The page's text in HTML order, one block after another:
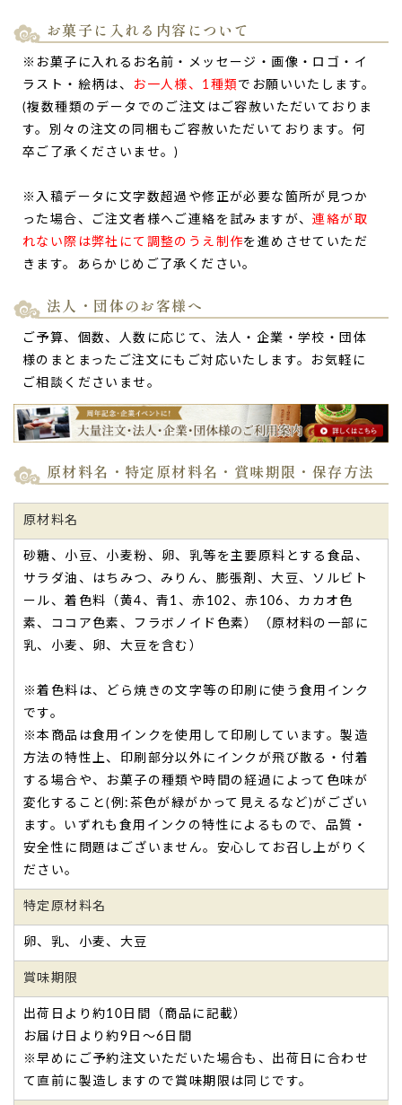
たと聞きました。
名前の入った特別などら焼きはすごく喜ばれました。（購入
焼き「もじどら」(5個入り)
お菓子に入れる内容について
※お菓子に入れるお名前・メッセージ・画像・ロゴ・イ
ラスト・絵柄は、
お一人様、1種類 でお願いいたします。
(複数種類のデータでのご注文はご容赦いただいておりま
す。別々の注文の同梱もご容赦いただいております。何
卒ご了承くださいませ。)
※入稿データに文字数超過や修正が必要な箇所が見つか
った場合、ご注文者様へご連絡を試みますが、連絡が取
れない際は弊社にて調整のうえ制作を進めさせていただ
きます。あらかじめご了承ください。
法人・団体のお客様へ
ご予算、個数、人数に応じて、法人・企業・学校・団体
様のまとまったご注文にもご対応いたします。お気軽に
ご相談くださいませ。
原材料名・特定原材料名・賞味期限・保存方法
原材料名
砂糖、小豆、小麦粉、卵、乳等を主要原料とする食品、
サラダ油、はちみつ、みりん、膨張剤、大豆、ソルビト
ール、着色料（黄4、青1、赤102、赤106、カカオ色
素、ココア色素、フラボノイド色素）（原材料の一部に
乳、小麦、卵、大豆を含む）
※着色料は、どら焼きの文字等の印刷に使う食用インク
です。
※本商品は食用インクを使用して印刷しています。製造
方法の特性上、印刷部分以外にインクが飛び散る・付着
する場合や、お菓子の種類や時間の経過によって色味が
変化すること(例:茶色が緑がかって見えるなど)がござい
ます。いずれも食用インクの特性によるもので、品質・
安全性に問題はございません。安心してお召し上がりく
ださい。
特定原材料名
卵、乳、小麦、大豆
賞味期限
出荷日より約10日間（商品に記載）
お届け日より約9日～6日間
※早めにご予約注文いただいた場合も、出荷日に合わせ
て直前に製造しますので賞味期限は同じです。